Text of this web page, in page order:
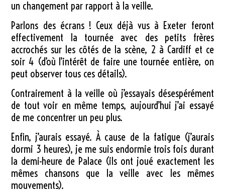
un changement par rapport à la veille.
Parlons des écrans ! Ceux déjà vus à Exeter feront
effectivement la tournée avec des petits frères
accrochés sur les côtés de la scène, 2 à Cardiff et ce
soir 4 (d’où l’intérêt de faire une tournée entière, on
peut observer tous ces détails).
Contrairement à la veille où j’essayais désespérément
de tout voir en même temps, aujourd’hui j’ai essayé
de me concentrer un peu plus.
Enfin, j’aurais essayé. À cause de la fatigue (j’aurais
dormi 3 heures), je me suis endormie trois fois durant
la demi-heure de Palace (ils ont joué exactement les
mêmes chansons que la veille avec les mêmes
mouvements).